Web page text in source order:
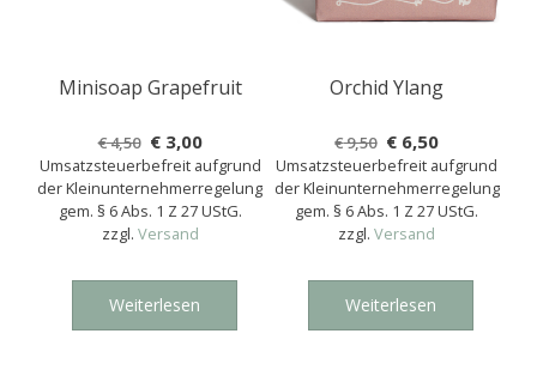
Minisoap Grapefruit
€4,50 Ursprünglicher
Preis
war:
€ 4,50
€3,00Aktueller
Preis
ist:
€ 3,00.
Umsatzsteuerbefreit aufgrund
der Kleinunternehmerregelung
gem. § 6 Abs. 1 Z 27 UStG.
zzgl. Versand
Weiterlesen
Orchid Ylang
€9,50 Ursprünglicher
Preis
war:
€ 9,50
€ 6,50Aktueller
Preis
ist:
€ 6,50.
Umsatzsteuerbefreit aufgrund
der Kleinunternehmerregelung
gem. § 6 Abs. 1 Z 27 UStG.
zzgl.Versand
Weiterlesen